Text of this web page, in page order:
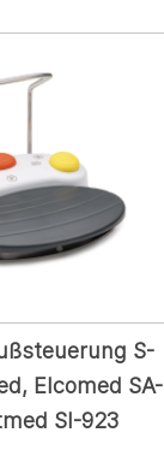
S-
Elcomed SA-
SI-923